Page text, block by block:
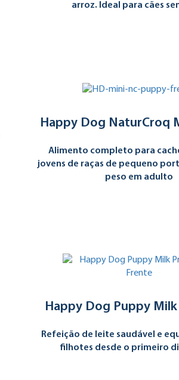
arroz. Ideal para cães
Happy Dog NaturCroq
Alimento completo para
jovens de raças de pequeno
peso em adulto
Happy Dog Puppy
Refeição de leite saudável e
filhotes desde o primeiro